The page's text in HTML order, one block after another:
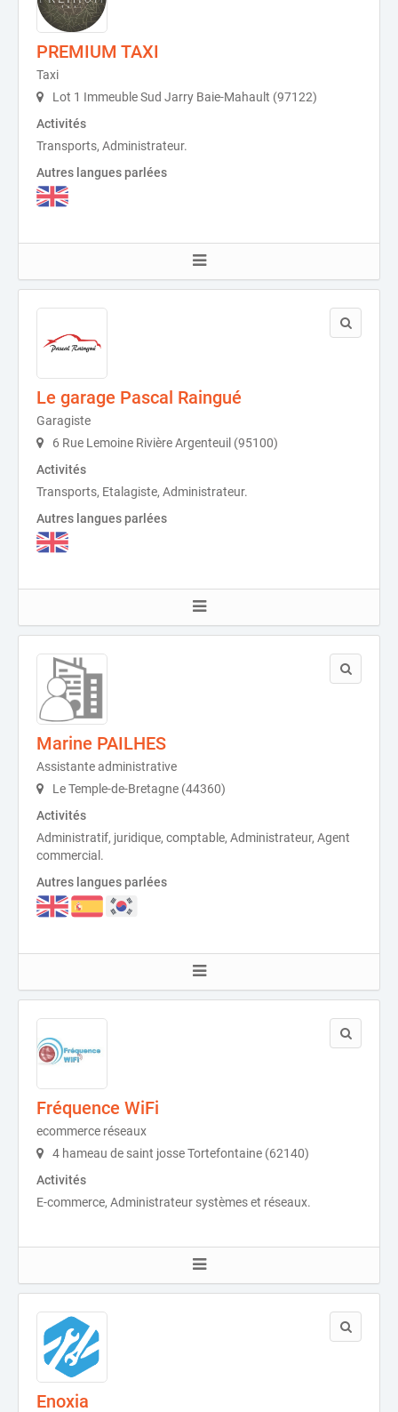
PREMIUM TAXI
Taxi
Lot 1 Immeuble Sud Jarry Baie-Mahault (97122)
Activités
Transports, Administrateur.
Autres langues parlées
Le garage Pascal Raingué
Garagiste
6 Rue Lemoine Rivière Argenteuil (95100)
Activités
Transports, Etalagiste, Administrateur.
Autres langues parlées
Marine PAILHES
Assistante administrative
Le Temple-de-Bretagne (44360)
Activités
Administratif, juridique, comptable, Administrateur, Agent
commercial.
Autres langues parlées
Fréquence WiFi
ecommerce réseaux
4 hameau de saint josse Tortefontaine (62140)
Activités
E-commerce, Administrateur systèmes et réseaux.
Enoxia